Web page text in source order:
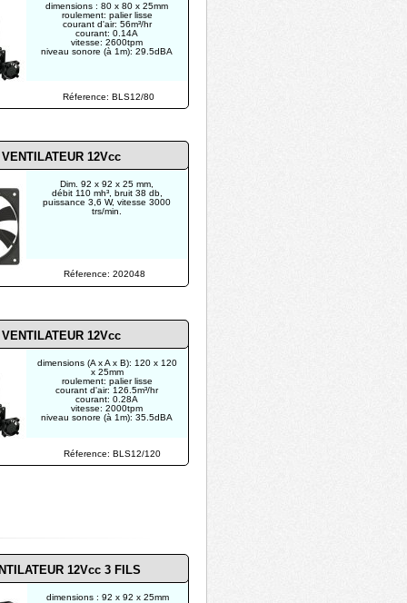
VENTILATEUR 12Vcc
Dim. 92 x 92 x 25 mm,
débit 110 mh³, bruit 38 db,
puissance 3,6 W, vitesse 3000
trs/min.
Réference: 202048
Réference: BLS12/120
Réference: BLS12/80
VENTILATEUR 12Vcc
dimensions : 80 x 80 x 25mm
roulement: palier lisse
courant d'air: 56m³/hr
courant: 0.14A
vitesse: 2600tpm
niveau sonore (à 1m): 29.5dBA
dimensions (A x A x B): 120 x 120
x 25mm
roulement: palier lisse
courant d'air: 126.5m³/hr
courant: 0.28A
vitesse: 2000tpm
niveau sonore (à 1m): 35.5dBA
dimensions : 92 x 92 x 25mm
12Vcc 3 FILS